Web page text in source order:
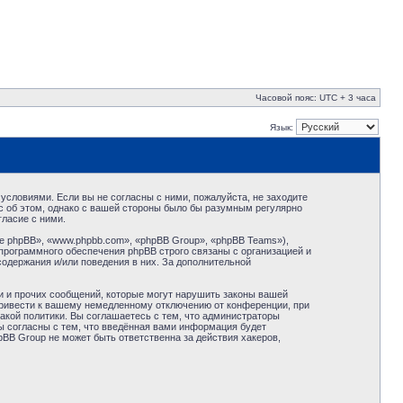
Часовой пояс: UTC + 3 часа
Язык:
Если вы не согласны с ними, пожалуйста, не заходите
этом, однако с вашей стороны было бы разумным регулярно
с ними.
«www.phpbb.com», «phpBB Group», «phpBB Teams»),
обеспечения phpBB строго связаны с организацией и
и/или поведения в них. За дополнительной
прочих сообщений, которые могут нарушить законы вашей
к вашему немедленному отключению от конференции, при
политики. Вы соглашаетесь с тем, что администраторы
с тем, что введённая вами информация будет
Group не может быть ответственна за действия хакеров,